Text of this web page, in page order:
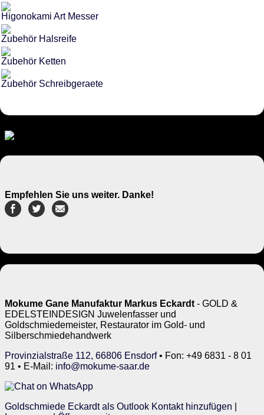
Higonokami Art Messer
Zubehör Halsreife
Zubehör Ketten
Zubehör Schreibgeraete
Empfehlen Sie uns weiter. Danke!
Mokume Gane Manufaktur Markus Eckardt - GOLD &
EDELSTEINDESIGN Juwelenfasser und
Goldschmiedemeister, Restaurator im Gold- und
Silberschmiedehandwerk
Provinzialstraße 112, 66806 Ensdorf• Fon: +49 6831 - 8 01
91 • E-Mail: info@mokume-saar.de
Goldschmiede Eckardt als Outlook Kontakt hinzufügen